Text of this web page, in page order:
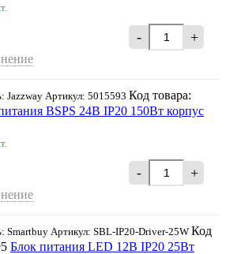
- +
Jazzway Артикул: 5015593 Код товара:
BSPS 24В IP20 150Вт корпус
- +
Smartbuy Артикул: SBL-IP20-Driver-25W Код
Блок питания LED 12В IP20 25Вт